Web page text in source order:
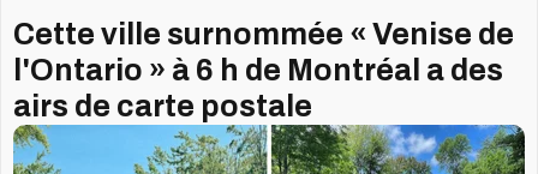
Cette ville surnommée « Venise de
l'Ontario » à 6 h de Montréal a des
airs de carte postale